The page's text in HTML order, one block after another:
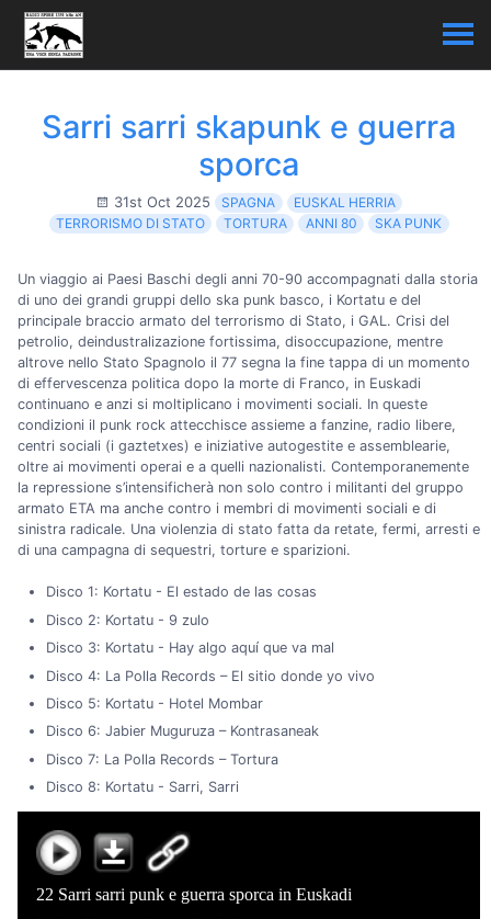
Sarri sarri skapunk e guerra
sporca
31st Oct 2025 SPAGNA
EUSKAL HERRIA
TERRORISMO DI STATO
TORTURA ANNI 80 SKA PUNK
Un viaggio ai Paesi Baschi degli anni 70-90 accompagnati dalla storia
di uno dei grandi gruppi dello ska punk basco, i Kortatu e del
principale braccio armato del terrorismo di Stato, i GAL. Crisi del
petrolio, deindustralizazione fortissima, disoccupazione, mentre
altrove nello Stato Spagnolo il 77 segna la fine tappa di un momento
di effervescenza politica dopo la morte di Franco, in Euskadi
continuano e anzi si moltiplicano i movimenti sociali. In queste
condizioni il punk rock attecchisce assieme a fanzine, radio libere,
centri sociali (i gaztetxes) e iniziative autogestite e assemblearie,
oltre ai movimenti operai e a quelli nazionalisti. Contemporanemente
la repressione s’intensificherà non solo contro i militanti del gruppo
armato ETA ma anche contro i membri di movimenti sociali e di
sinistra radicale. Una violenzia di stato fatta da retate, fermi, arresti e
di una campagna di sequestri, torture e sparizioni.
Disco 1: Kortatu - El estado de las cosas
Disco 2: Kortatu - 9 zulo
Disco 3: Kortatu - Hay algo aquí que va mal
Disco 4: La Polla Records – El sitio donde yo vivo
Disco 5: Kortatu - Hotel Mombar
Disco 6: Jabier Muguruza – Kontrasaneak
Disco 7: La Polla Records – Tortura
Disco 8: Kortatu - Sarri, Sarri